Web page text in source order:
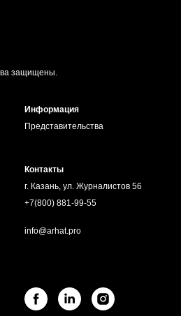
защищены.
Информация
Представительства
Контакты
г. Казань, ул. Журналистов 56
+7(800) 881-99-55
info@arhat.pro